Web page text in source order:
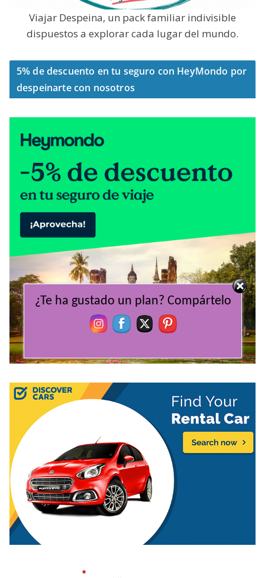
Viajar Despeina, un pack familiar indivisible
dispuestos a explorar cada lugar del mundo.
5% de descuento en tu seguro con HeyMondo por
despeinarte con nosotros
¿Te ha gustado un plan? Compártelo